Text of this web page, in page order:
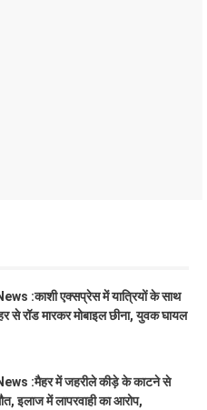
:काशी एक्सप्रेस में यात्रियों के साथ
से रॉड मारकर मोबाइल छीना, युवक घायल
:मैहर में जहरीले कीड़े के काटने से
इलाज में लापरवाही का आरोप,